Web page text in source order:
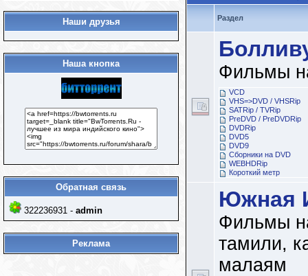
Наши друзья
Наша кнопка
Обратная связь
322236931 - admin
Реклама
Раздел
Фильмы
VCD
VHS=>DVD / VHSRip
SATRip / TVRip
PreDVD / PreDVDRip
DVDRip
DVD5
DVD9
Сборники на DVD
WEBHDRip
Короткий метр
Южная
Фильмы
тамили,
малаям